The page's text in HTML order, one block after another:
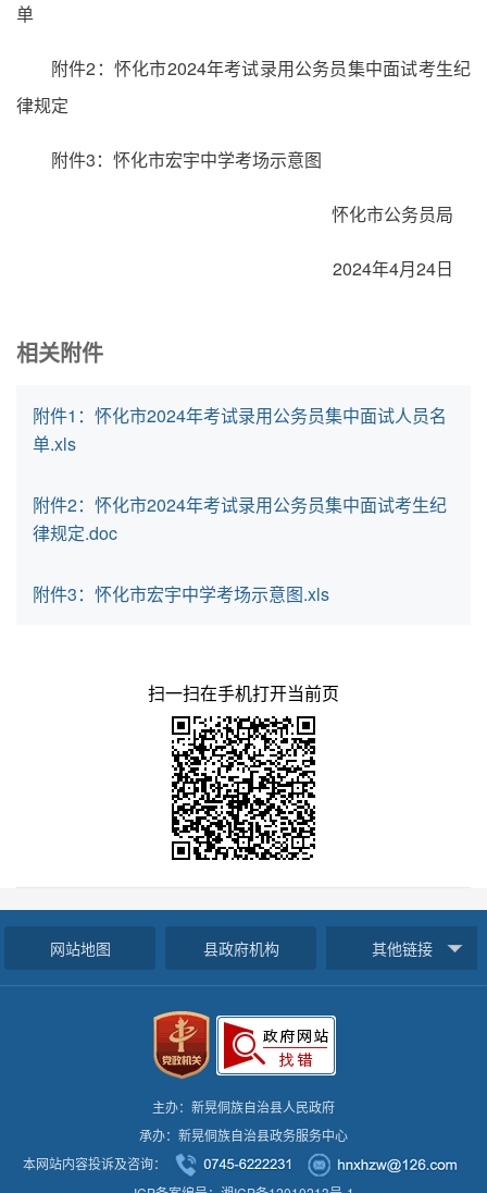
单
附件2：怀化市2024年考试录用公务员集中面试考生纪
律规定
附件3：怀化市宏宇中学考场示意图
怀化市公务员局
2024年4月24日
相关附件
附件1：怀化市2024年考试录用公务员集中面试人员名
单.xls
附件2：怀化市2024年考试录用公务员集中面试考生纪
律规定.doc
附件3：怀化市宏宇中学考场示意图.xls
扫一扫在手机打开当前页
网站地图 县政府机构 其他链接
主办：新晃侗族自治县人民政府
承办：新晃侗族自治县政务服务中心
本网站内容投诉及咨询：